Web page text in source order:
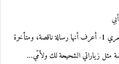
*صالح العامري 1- أعرف أنها رسالة ناقصة، ومتأخرة
مثل زياراتي الشحيحة لك ولأمّي…